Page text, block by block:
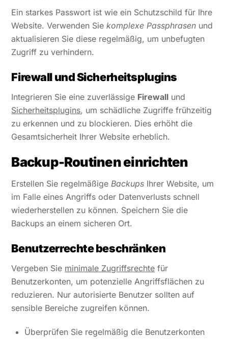
Ein starkes Passwort ist wie ein Schutzschild für Ihre
Website. Verwenden Siekomplexe Passphrasen und
aktualisieren Sie diese regelmäßig, um unbefugten
Zugriff zu verhindern.
Firewall und Sicherheitsplugins
Integrieren Sie eine zuverlässige Firewall und
Sicherheitsplugins, um schädliche Zugriffe frühzeitig
zu erkennen und zu blockieren. Dies erhöht die
Gesamtsicherheit Ihrer Website erheblich.
Backup-Routinen einrichten
Erstellen Sie regelmäßigeBackups Ihrer Website, um
im Falle eines Angriffs oder Datenverlusts schnell
wiederherstellen zu können. Speichern Sie die
Backups an einem sicheren Ort.
Benutzerrechte beschränken
Vergeben Sie minimale Zugriffsrechte für
Benutzerkonten, um potenzielle Angriffsflächen zu
reduzieren. Nur autorisierte Benutzer sollten auf
sensible Bereiche zugreifen können.
Überprüfen Sie regelmäßig die Benutzerkonten